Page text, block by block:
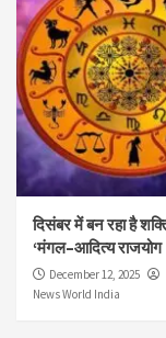
दिसंबर में बन रहा है
‘मंगल–आदित्य राजयोग
December 12, 2025
News World India